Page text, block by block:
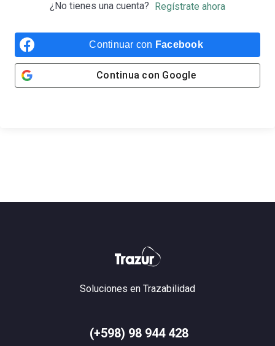
¿No tienes una cuenta? Regístrate ahora
Continuar con Facebook
Continua con Google
Soluciones en Trazabilidad
(+598) 98 944 428